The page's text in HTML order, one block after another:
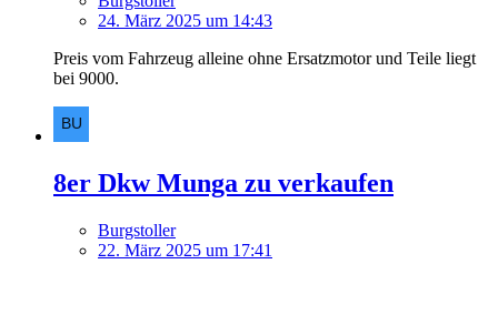
24. März 2025 um 14:43
Preis vom Fahrzeug alleine ohne Ersatzmotor und Teile liegt
bei 9000.
8er Dkw Munga zu verkaufen
Burgstoller
22. März 2025 um 17:41